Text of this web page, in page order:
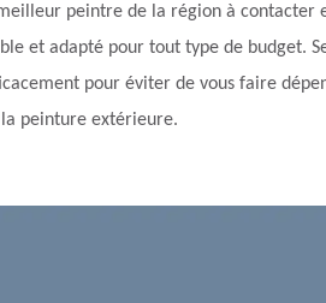
peintre de la région à contacter
et adapté pour tout type de budget.
pour éviter de vous faire
la peinture extérieure.